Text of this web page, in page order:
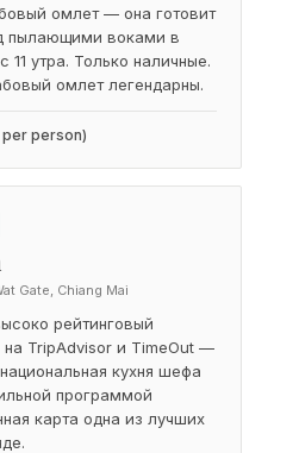
омлет — она готовит
пылающими воками в
утра. Только наличные.
омлет легендарны.
person)
Gate, Chiang Mai
рейтинговый
на TripAdvisor и TimeOut —
кухня шефа
программой
карта одна из лучших